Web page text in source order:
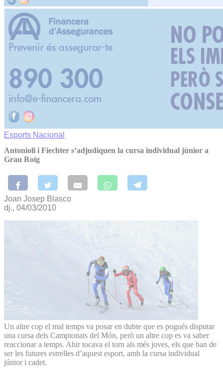
Esports Nacional
Antonioli i Fiechter s’adjudiquen la cursa individual júnior a
Grau Roig
Joan Josep Blasco
dj., 04/03/2010
Un altre cop el mal temps va posar en dubte que es pogués disputar
una cursa dels Campionats del Món, però un altre cop es va saber
reaccionar a temps. Ahir tocava el torn als més joves, els que han de
ser les futures estrelles d’aquest esport, amb la cursa individual
júnior i cadet.